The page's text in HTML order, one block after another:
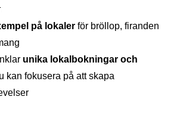
på lokaler för bröllop, firanden
unika lokalbokningar och
kan fokusera på att skapa